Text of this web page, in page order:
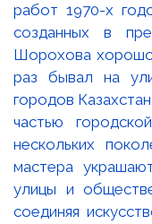
работ 1970-х
созданных в
Шорохова
раз бывал на
городов
частью
нескольких
мастера
улицы и
соединяя